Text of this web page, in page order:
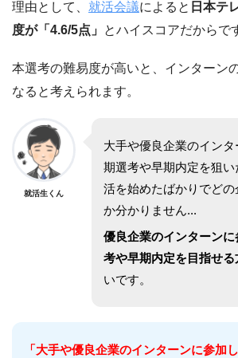
理由として、 就活会議によると 日本テ
度が「4.6/5点」 とハイスコアだからで
本選考の難易度が高いと、インターン
なると考えられます。
就活生くん
大手や優良企業のイン
期選考や早期内定を狙
活を始めたばかりでど
か分かりません...
優良企業のインターン
考や早期内定を目指せる
いです。
「大手や優良企業のインターンに参加し